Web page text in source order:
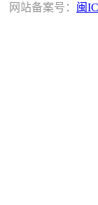
网站备案号： 闽